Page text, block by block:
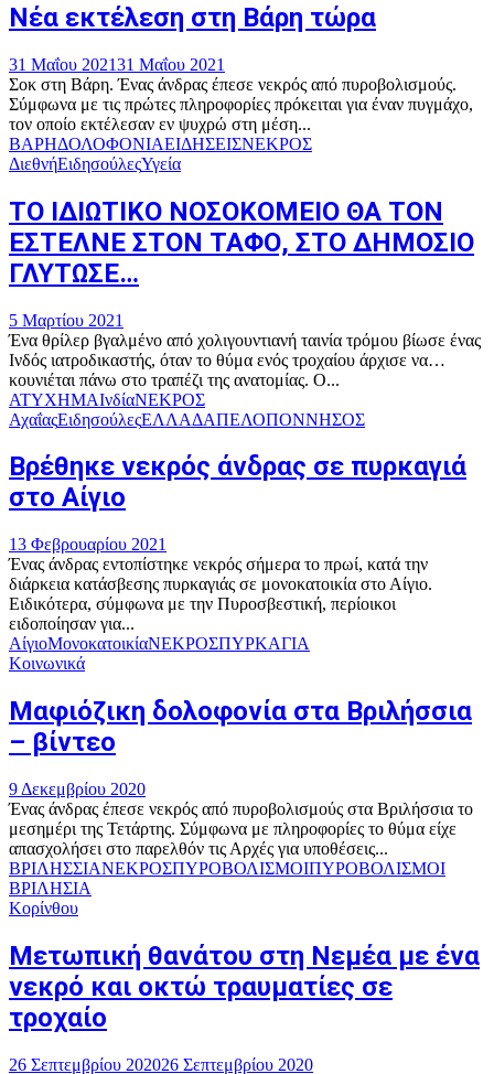
Νέα εκτέλεση στη Βάρη τώρα
31 Μαΐου 202131 Μαΐου 2021
Σοκ στη Βάρη. Ένας άνδρας έπεσε νεκρός από πυροβολισμούς.
Σύμφωνα με τις πρώτες πληροφορίες πρόκειται για έναν πυγμάχο,
τον οποίο εκτέλεσαν εν ψυχρώ στη μέση...
ΒΑΡΗΔΟΛΟΦΟΝΙΑΕΙΔΗΣΕΙΣΝΕΚΡΟΣ
ΔιεθνήΕιδησούλεςΥγεία
ΤΟ ΙΔΙΩΤΙΚΟ ΝΟΣΟΚΟΜΕΙΟ ΘΑ ΤΟΝ
ΕΣΤΕΛΝΕ ΣΤΟΝ ΤΑΦΟ, ΣΤΟ ΔΗΜΟΣΙΟ
ΓΛΥΤΩΣΕ…
5 Μαρτίου 2021
Ένα θρίλερ βγαλμένο από χολιγουντιανή ταινία τρόμου βίωσε ένας
Ινδός ιατροδικαστής, όταν το θύμα ενός τροχαίου άρχισε να…
κουνιέται πάνω στο τραπέζι της ανατομίας. Ο...
ΑΤΥΧΗΜΑΙνδίαΝΕΚΡΟΣ
ΑχαΐαςΕιδησούλεςΕΛΛΑΔΑΠΕΛΟΠΟΝΝΗΣΟΣ
Βρέθηκε νεκρός άνδρας σε πυρκαγιά
στο Αίγιο
13 Φεβρουαρίου 2021
Ένας άνδρας εντοπίστηκε νεκρός σήμερα το πρωί, κατά την
διάρκεια κατάσβεσης πυρκαγιάς σε μονοκατοικία στο Αίγιο.
Ειδικότερα, σύμφωνα με την Πυροσβεστική, περίοικοι
ειδοποίησαν για...
ΑίγιοΜονοκατοικίαΝΕΚΡΟΣΠΥΡΚΑΓΙΑ
Κοινωνικά
Μαφιόζικη δολοφονία στα Βριλήσσια
– βίντεο
9 Δεκεμβρίου 2020
Ένας άνδρας έπεσε νεκρός από πυροβολισμούς στα Βριλήσσια το
μεσημέρι της Τετάρτης. Σύμφωνα με πληροφορίες το θύμα είχε
απασχολήσει στο παρελθόν τις Αρχές για υποθέσεις...
ΒΡΙΛΗΣΣΙΑΝΕΚΡΟΣΠΥΡΟΒΟΛΙΣΜΟΙΠΥΡΟΒΟΛΙΣΜΟΙ
ΒΡΙΛΗΣΙΑ
Κορίνθου
Μετωπική θανάτου στη Νεμέα με ένα
νεκρό και οκτώ τραυματίες σε
τροχαίο
26 Σεπτεμβρίου 202026 Σεπτεμβρίου 2020